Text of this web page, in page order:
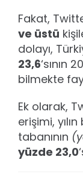
Fakat,
ve üstü
dolayı,
23,6‘sının
bilmekte
Ek olarak,
erişimi,
tabanının
yüzde 23,0